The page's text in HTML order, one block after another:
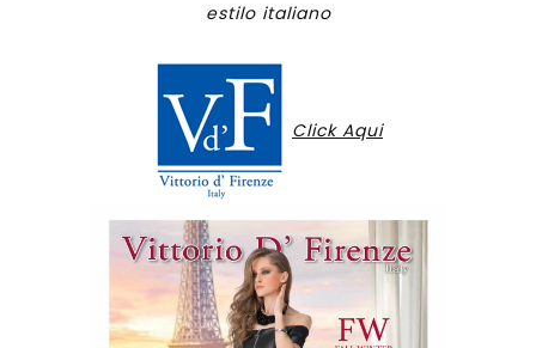
estilo italiano
Click Aqui